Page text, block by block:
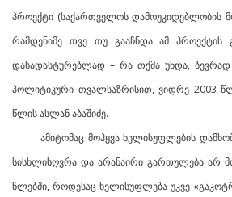
პროექტი (საქართველოს დამოუკიდებლობის
რამდენიმე თვე თუ გააჩნდა ამ პროექტის
დასადასტურებლად – რა თქმა უნდა,
პოლიტიკური თვალსაზრისით, ვიდრე 2003
წლის ასლან აბაშიძე.
ამიტომაც მოჰყვა ხელისუფლების
სისხლისღვრა და არანაირი გართულება არ
წლებში, როდესაც ხელისუფლება უკვე